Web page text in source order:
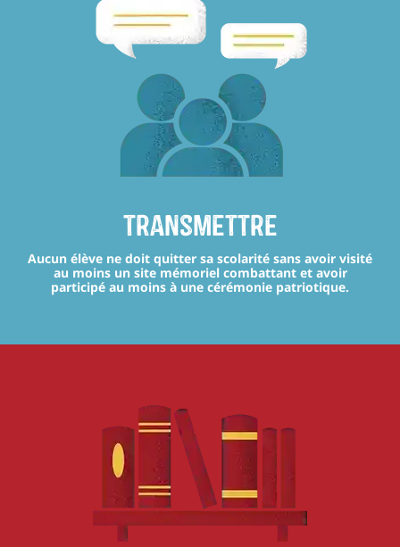
transmettre
Aucun élève ne doit quitter sa scolarité sans avoir visité
au moins un site mémoriel combattant et avoir
participé au moins à une cérémonie patriotique.